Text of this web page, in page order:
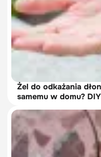
Żel do odkażania
samemu w domu? DIY